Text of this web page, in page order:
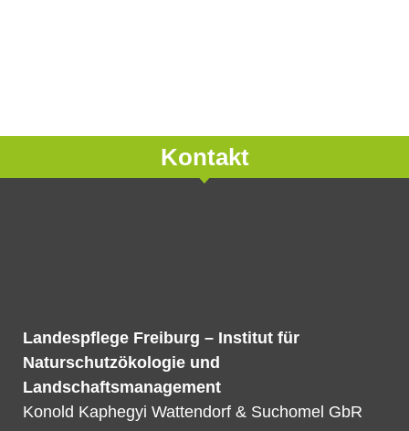
Kontakt
Landespflege Freiburg – Institut für
Naturschutzökologie und
Landschaftsmanagement
Konold Kaphegyi Wattendorf & Suchomel GbR